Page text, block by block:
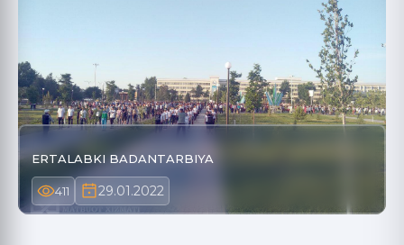
ERTALABKI BADANTARBIYA
411 29.01.2022